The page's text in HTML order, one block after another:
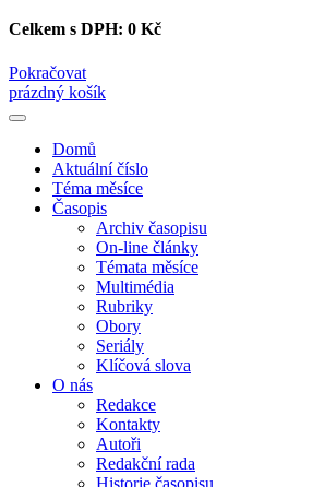
Celkem s DPH: 0 Kč
Pokračovat
prázdný košík
Domů
Aktuální číslo
Téma měsíce
Časopis
Archiv časopisu
On-line články
Témata měsíce
Multimédia
Rubriky
Obory
Seriály
Klíčová slova
O nás
Redakce
Kontakty
Autoři
Redakční rada
Historie časopisu